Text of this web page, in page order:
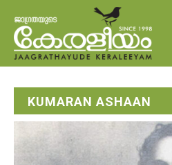
KUMARAN ASHAAN